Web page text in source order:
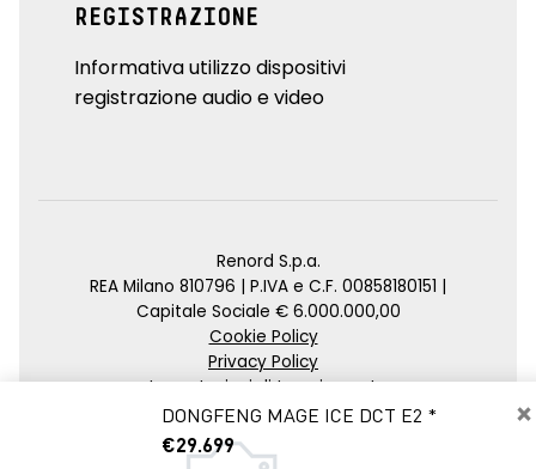
×
DONGFENG MAGE ICE DCT E2 *
€29.699
REGISTRAZIONE
Informativa utilizzo dispositivi
registrazione audio e video
Renord S.p.a.
REA Milano 810796 | P.IVA e C.F. 00858180151 |
Capitale Sociale € 6.000.000,00
Cookie Policy
Privacy Policy
Impostazioni di tracciamento
Agenzia SEO